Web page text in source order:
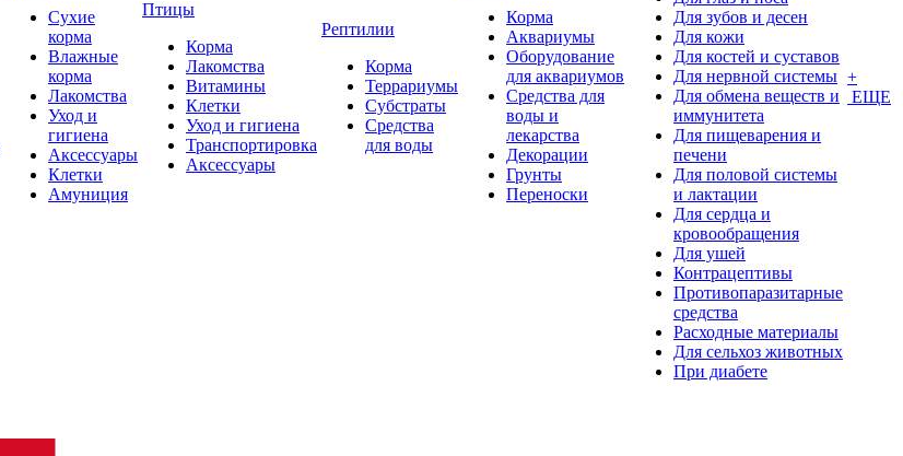
Сухие
корма
Влажные
корма
Лакомства
Уход и
гигиена
Аксессуары
Клетки
Амуниция
Птицы
Корма
Лакомства
Витамины
Клетки
Уход и гигиена
Транспортировка
Аксессуары
Рептилии
Корма
Террариумы
Субстраты
Средства
для воды
Корма
Аквариумы
Оборудование
для аквариумов
Средства для
воды и
лекарства
Декорации
Грунты
Переноски
Для зубов и десен
Для кожи
Для костей и суставов
Для нервной системы
Для обмена веществ и
иммунитета
Для пищеварения и
печени
Для половой системы
и лактации
Для сердца и
кровообращения
Для ушей
Контрацептивы
Противопаразитарные
средства
Расходные материалы
Для сельхоз животных
При диабете
+
ЕЩЕ